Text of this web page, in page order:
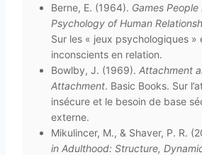
Berne, E. (1964). Games
Psychology of Human
Sur les « jeux psychologiques »
inconscients en relation.
Bowlby, J. (1969). Attachment
Attachment. Basic Books. Sur
insécure et le besoin de base
externe.
Mikulincer, M., & Shaver, P. R.
in Adulthood: Structure,